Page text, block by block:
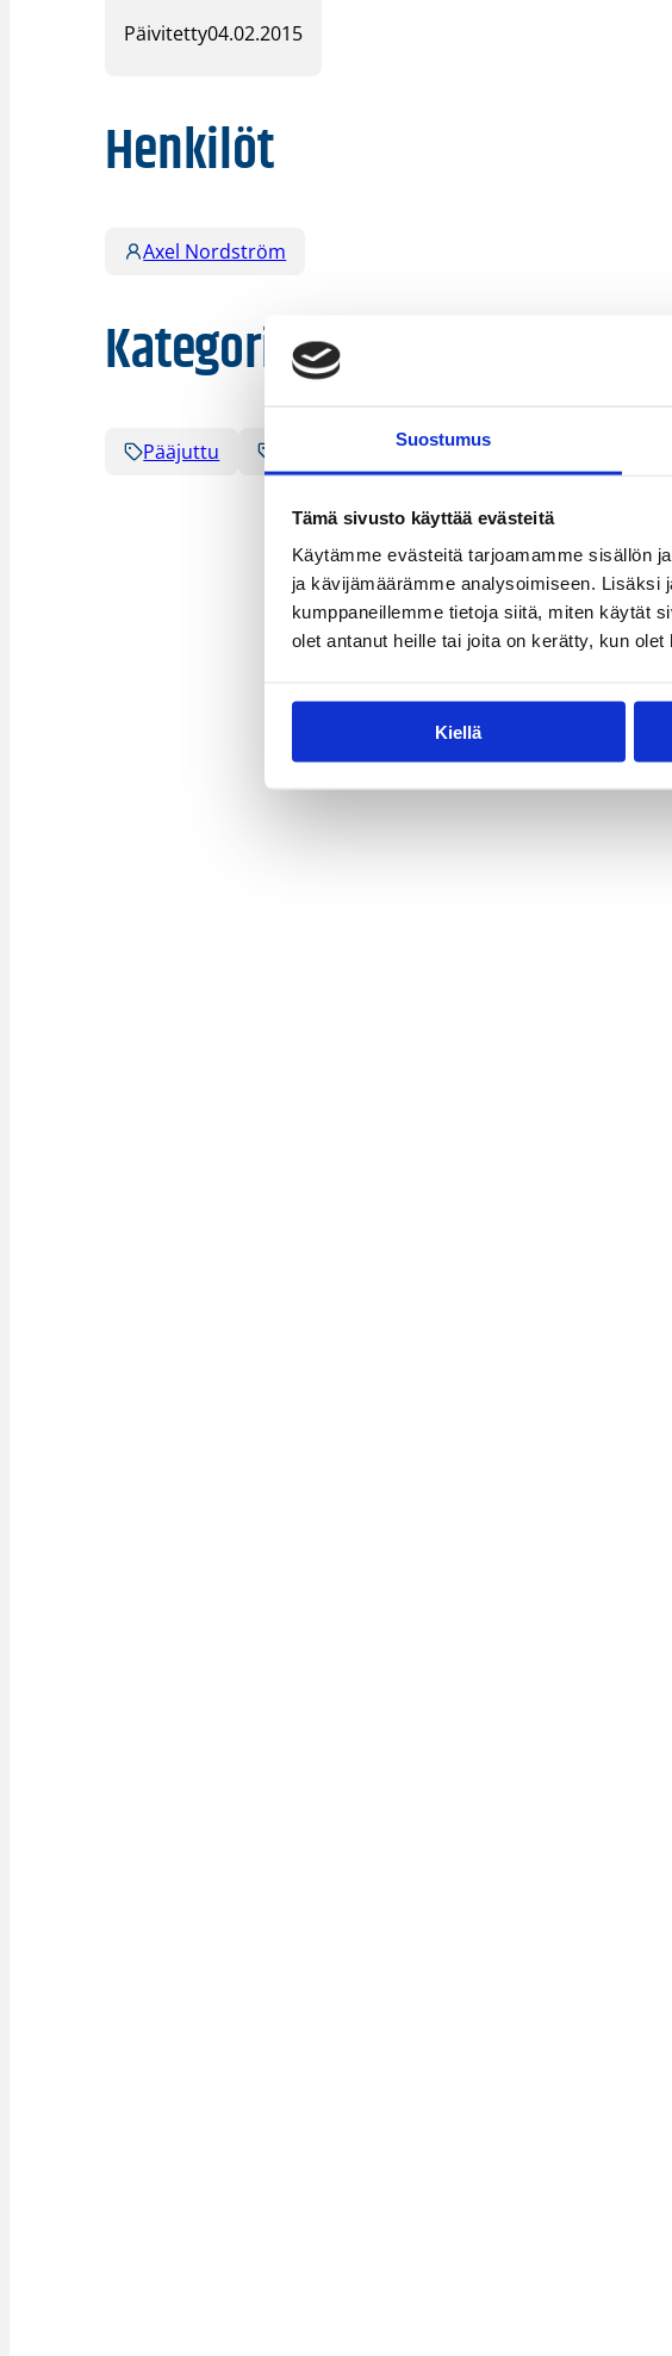
Suostumus
Tämä sivusto käyttää evästeitä
Käytämme evästeitä tarjoamamme sisällön
ja kävijämäärämme analysoimiseen. Lisäksi
kumppaneillemme tietoja siitä, miten käytät
olet antanut heille tai joita on kerätty, kun
Kiellä
Päivitetty04.02.2015
Henkilöt
Axel Nordström
Kategoriat
Pääjuttu Suomalaiset ulkomailla